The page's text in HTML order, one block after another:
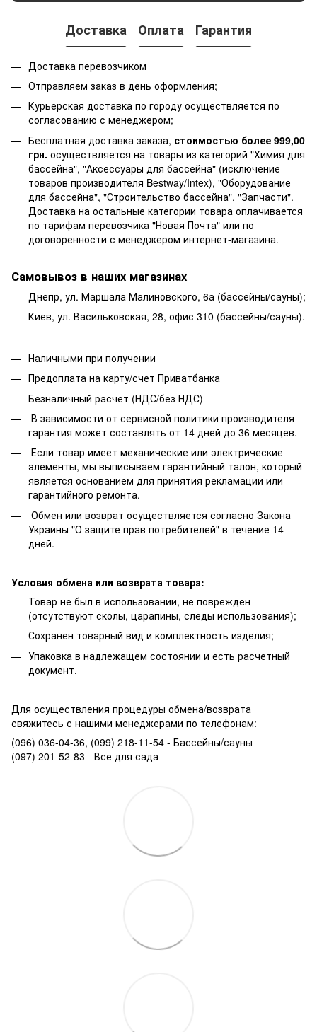
Доставка Оплата Гарантия
Доставка перевозчиком
Отправляем заказ в день оформления;
Курьерская доставка по городу осуществляется по
согласованию с менеджером;
Бесплатная доставка заказа, стоимостью более 999,00
грн. осуществляется на товары из категорий "Химия для
бассейна", "Аксессуары для бассейна" (исключение
товаров производителя Bestway/Intex), "Оборудование
для бассейна", "Строительство бассейна", "Запчасти".
Доставка на остальные категории товара оплачивается
по тарифам перевозчика "Новая Почта" или по
договоренности с менеджером интернет-магазина.
Самовывоз в наших магазинах
Днепр, ул. Маршала Малиновского, 6а (бассейны/сауны);
Киев, ул. Васильковская, 28, офис 310 (бассейны/сауны).
Наличными при получении
Предоплата на карту/счет Приватбанка
Безналичный расчет (НДС/без НДС)
В зависимости от сервисной политики производителя
гарантия может составлять от 14 дней до 36 месяцев.
Если товар имеет механические или электрические
элементы, мы выписываем гарантийный талон, который
является основанием для принятия рекламации или
гарантийного ремонта.
Обмен или возврат осуществляется согласно Закона
Украины "О защите прав потребителей" в течение 14
дней.
Условия обмена или возврата товара:
Товар не был в использовании, не поврежден
(отсутствуют сколы, царапины, следы использования);
Сохранен товарный вид и комплектность изделия;
Упаковка в надлежащем состоянии и есть расчетный
документ.
Для осуществления процедуры обмена/возврата
свяжитесь с нашими менеджерами по телефонам:
(096) 036-04-36, (099) 218-11-54 - Бассейны/сауны
(097) 201-52-83 - Всё для сада